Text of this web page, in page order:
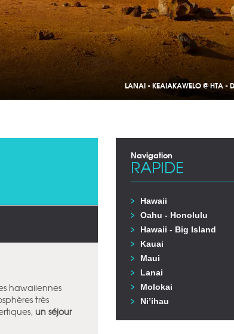
LANAI - KEAIAKAWELO @ HTA -
hawaiiennes
très
un séjour
Navigation
RAPIDE
Hawaii
Oahu - Honolulu
Hawaii - Big Island
Kauai
Maui
Lanai
Molokai
Ni’ihau